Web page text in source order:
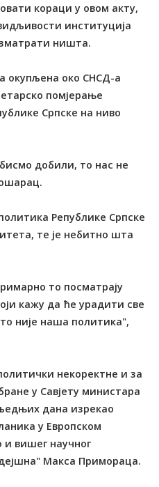
кораци у овом акту,
институција
ништа.
окупљена око СНСД-а
помјерање
Српске на ниво
добили, то нас не
Републике Српске
те је небитно шта
то посматрају
кажу да ће урадити све
није наша политика",
некоректне и за
у Савјету министара
дана изрекао
у Европском
вишег научног
Макса Примораца.